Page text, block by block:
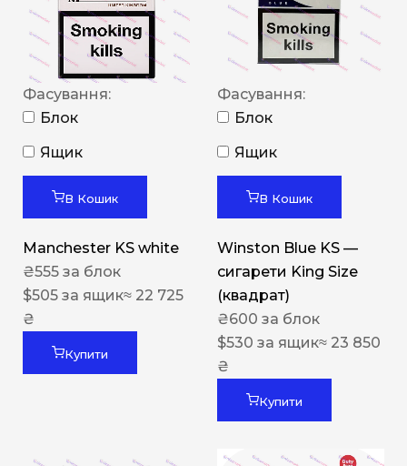
Фасування:
Блок
Ящик
В Кошик
Manchester KS white
₴555 за блок
$505 за ящик≈ 22 725
₴
Купити
Фасування:
Блок
Ящик
В Кошик
Winston Blue KS —
сигарети King Size
(квадрат)
₴600 за блок
$530 за ящик≈ 23 850
₴
Купити